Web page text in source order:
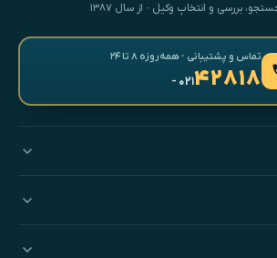
بررسی و انتخابِ وکیل · از سال ۱۳۸۷
تماس و پشتیبانی · همه‌روزه ۸ تا ۲۴
۴۲۸۱۸- ۰۲۱